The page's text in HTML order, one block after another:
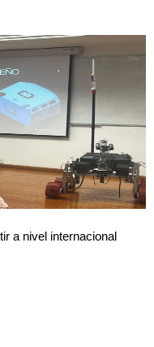
a nivel internacional